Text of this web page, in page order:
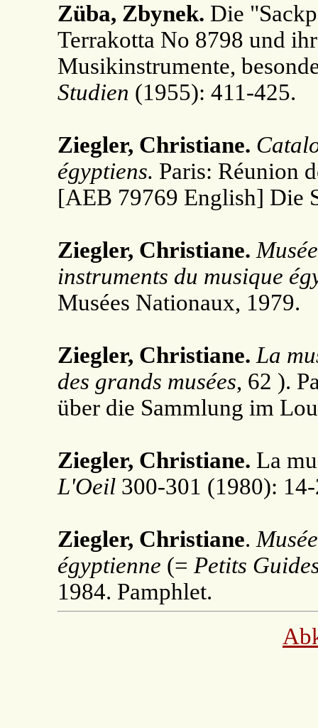
Züba, Zbynek. Die
Terrakotta No 8798 und
Musikinstrumente,
Studien (1955): 411-425.
Ziegler, Christiane.
égyptiens. Paris: Réunion
[AEB 79769 English] Die
Ziegler, Christiane.
instruments du musique
Musées Nationaux, 1979.
Ziegler, Christiane. La
des grands musées, 62 ).
über die Sammlung im
Ziegler, Christiane. La
L'Oeil300-301 (1980):
Ziegler, Christiane.
égyptienne (= Petits
1984. Pamphlet.